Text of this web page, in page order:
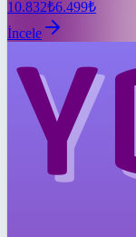
10.832₺6.499₺
İncele